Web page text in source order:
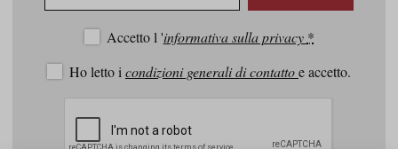
Accetto l 'informativa sulla privacy *
Ho letto icondizioni generali di contattoe accetto.